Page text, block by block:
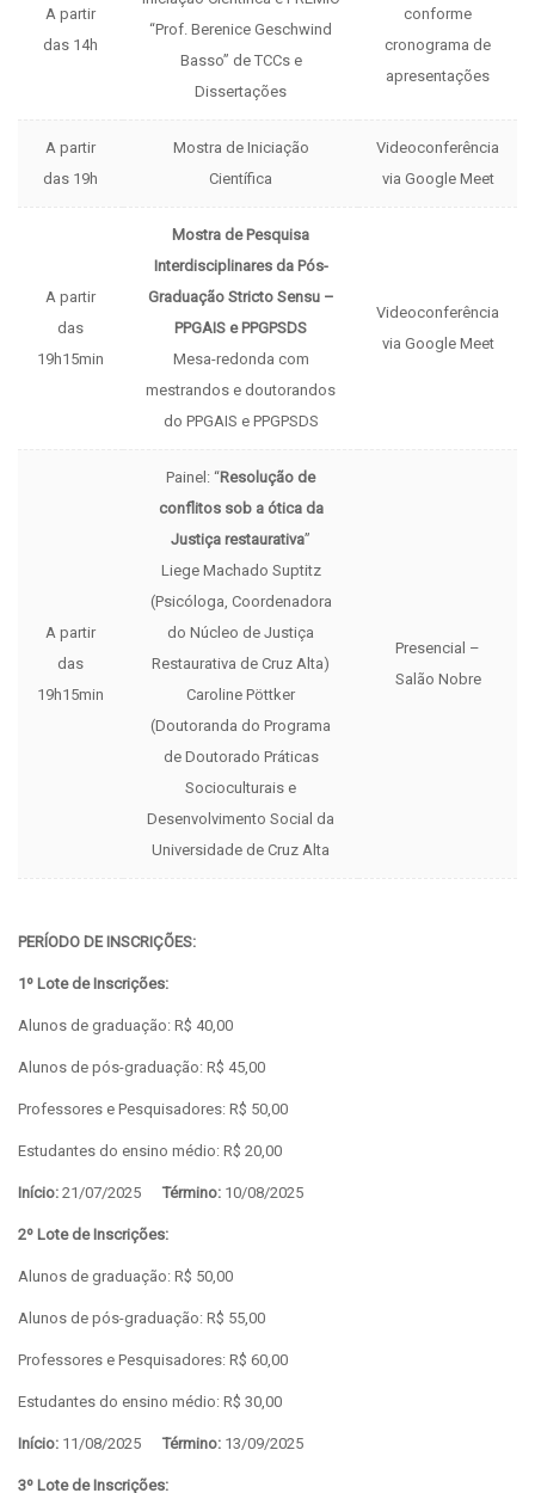
A partir
das 14h
“Prof. Berenice Geschwind
Basso” de TCCs e
Dissertações
conforme
cronograma de
apresentações
A partir
das 19h
Mostra de Iniciação
Científica
Videoconferência
via Google Meet
A partir
das
19h15min
Mostra de Pesquisa
Interdisciplinares da Pós-
Graduação Stricto Sensu –
PPGAIS e PPGPSDS
Mesa-redonda com
mestrandos e doutorandos
do PPGAIS e PPGPSDS
Videoconferência
via Google Meet
A partir
das
19h15min
Painel: “Resolução de
conflitos sob a ótica da
Justiça restaurativa”
Liege Machado Suptitz
(Psicóloga, Coordenadora
do Núcleo de Justiça
Restaurativa de Cruz Alta)
Caroline Pöttker
(Doutoranda do Programa
de Doutorado Práticas
Socioculturais e
Desenvolvimento Social da
Universidade de Cruz Alta
Presencial –
Salão Nobre
PERÍODO DE INSCRIÇÕES:
1º Lote de Inscrições:
Alunos de graduação: R$ 40,00
Alunos de pós-graduação: R$ 45,00
Professores e Pesquisadores: R$ 50,00
Estudantes do ensino médio: R$ 20,00
Início: 21/07/2025 Término: 10/08/2025
2º Lote de Inscrições:
Alunos de graduação: R$ 50,00
Alunos de pós-graduação: R$ 55,00
Professores e Pesquisadores: R$ 60,00
Estudantes do ensino médio: R$ 30,00
Início: 11/08/2025 Término: 13/09/2025
3º Lote de Inscrições: